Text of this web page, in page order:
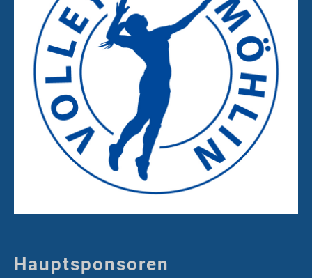
Hauptsponsoren